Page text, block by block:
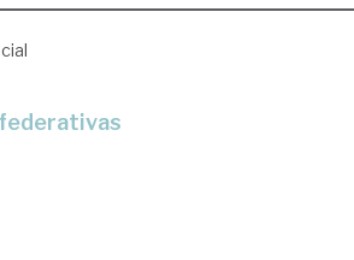
federativas